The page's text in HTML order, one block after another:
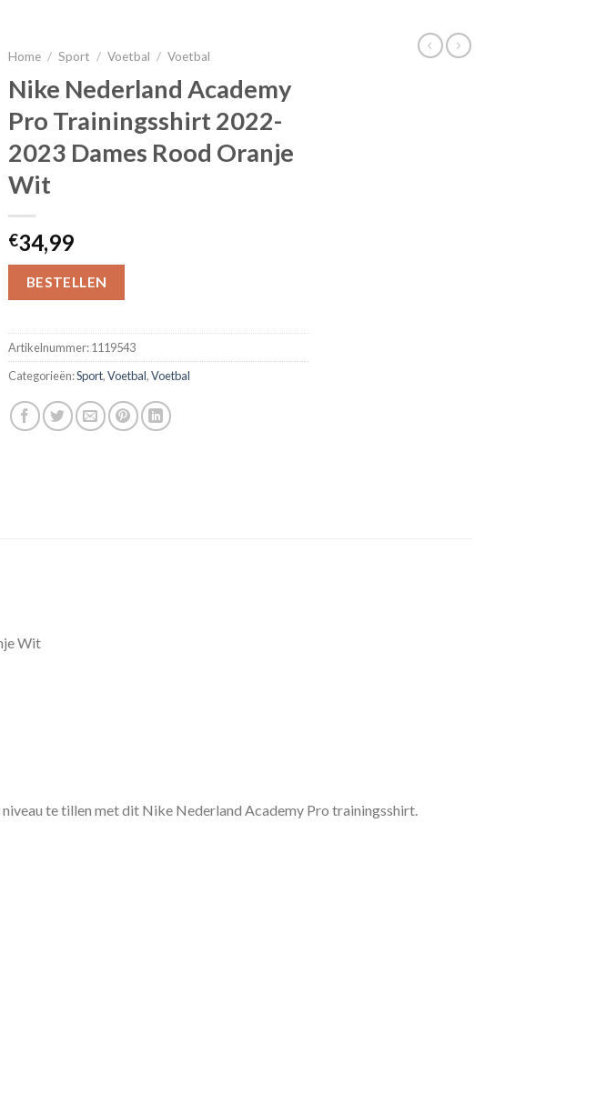
Home / Sport / Voetbal / Voetbal
Nike Nederland Academy
Pro Trainingsshirt 2022-
2023 Dames Rood Oranje
Wit
€34,99
BESTELLEN
Artikelnummer:1119543
Categorieën:Sport,Voetbal,Voetbal
Wit
te tillen met dit Nike Nederland Academy Pro trainingsshirt.